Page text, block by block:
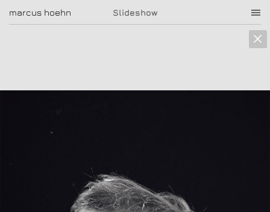
Slideshow
marcus hoehn marcus hoehn